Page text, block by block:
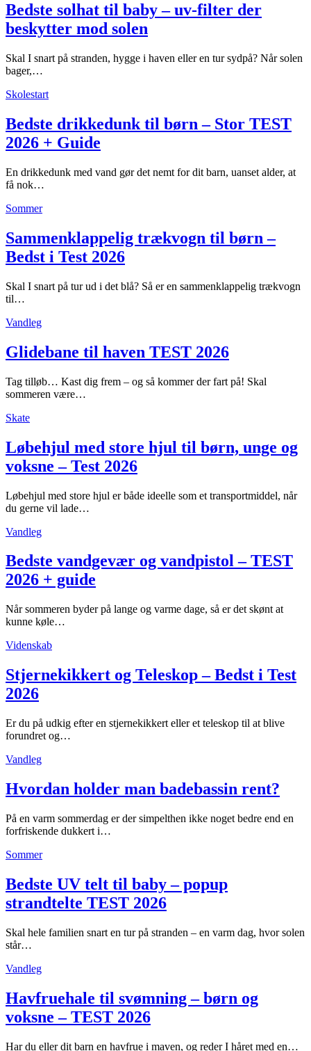
Bedste solhat til baby – uv-filter der
beskytter mod solen
Skal I snart på stranden, hygge i haven eller en tur sydpå? Når solen
bager,…
Skolestart
Bedste drikkedunk til børn – Stor TEST
2026 + Guide
En drikkedunk med vand gør det nemt for dit barn, uanset alder, at
få nok…
Sommer
Sammenklappelig trækvogn til børn –
Bedst i Test 2026
Skal I snart på tur ud i det blå? Så er en sammenklappelig trækvogn
til…
Vandleg
Glidebane til haven TEST 2026
Tag tilløb… Kast dig frem – og så kommer der fart på! Skal
sommeren være…
Skate
Løbehjul med store hjul til børn, unge og
voksne – Test 2026
Løbehjul med store hjul er både ideelle som et transportmiddel, når
du gerne vil lade…
Vandleg
Bedste vandgevær og vandpistol – TEST
2026 + guide
Når sommeren byder på lange og varme dage, så er det skønt at
kunne køle…
Videnskab
Stjernekikkert og Teleskop – Bedst i Test
2026
Er du på udkig efter en stjernekikkert eller et teleskop til at blive
forundret og…
Vandleg
Hvordan holder man badebassin rent?
På en varm sommerdag er der simpelthen ikke noget bedre end en
forfriskende dukkert i…
Sommer
Bedste UV telt til baby – popup
strandtelte TEST 2026
Skal hele familien snart en tur på stranden – en varm dag, hvor solen
står…
Vandleg
Havfruehale til svømning – børn og
voksne – TEST 2026
Har du eller dit barn en havfrue i maven, og reder I håret med en…